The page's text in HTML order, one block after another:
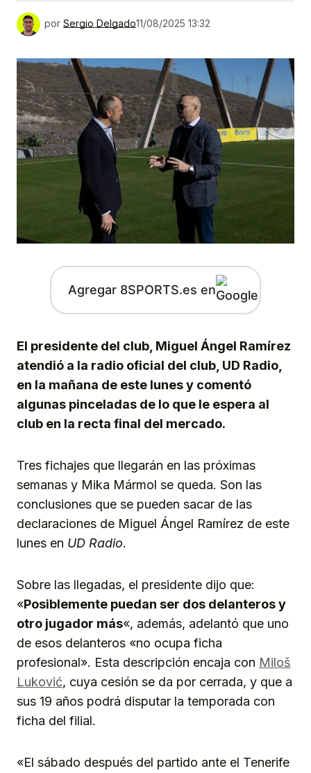
por Sergio Delgado11/08/2025 13:32
Agregar 8SPORTS.es en
El presidente del club, Miguel Ángel Ramírez
atendió a la radio oficial del club, UD Radio,
en la mañana de este lunes y comentó
algunas pinceladas de lo que le espera al
club en la recta final del mercado.
Tres fichajes que llegarán en las próximas
semanas y Mika Mármol se queda. Son las
conclusiones que se pueden sacar de las
declaraciones de Miguel Ángel Ramírez de este
lunes en UD Radio.
Sobre las llegadas, el presidente dijo que:
«Posiblemente puedan ser dos delanteros y
otro jugador más«, además, adelantó que uno
de esos delanteros «no ocupa ficha
profesional». Esta descripción encaja con Miloš
Luković, cuya cesión se da por cerrada, y que a
sus 19 años podrá disputar la temporada con
ficha del filial.
«El sábado después del partido ante el Tenerife